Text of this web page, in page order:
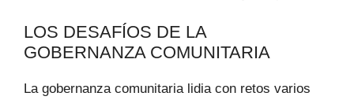
LOS DESAFÍOS DE LA
GOBERNANZA COMUNITARIA
La gobernanza comunitaria lidia con retos varios